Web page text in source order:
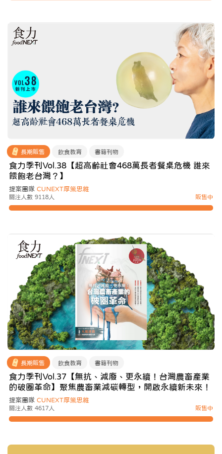
長期販售 飲食教育 書籍刊物
食力季刊Vol.38【超高齡社會468萬長者餐桌危機 誰來
餵飽老台灣？】
提案團隊 CUNEXT厚策思維
關注人數 9118人 販售中
長期販售 飲食教育 書籍刊物
食力季刊Vol.37【無抗、減廢、更永續！台灣農畜產業
的破圈革命】聚焦農畜業減碳轉型，開啟永續新未來！
提案團隊 CUNEXT厚策思維
關注人數 4617人 販售中